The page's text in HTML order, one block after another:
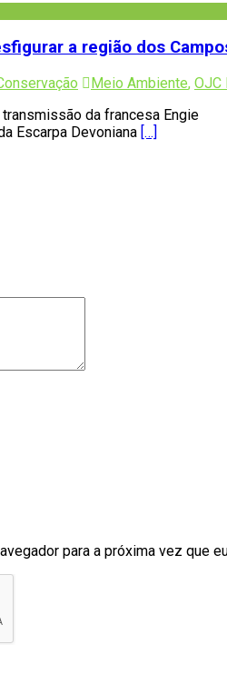
a região dos
Meio Ambiente, OJC
da francesa Engie
Escarpa Devoniana […]
para a próxima vez que